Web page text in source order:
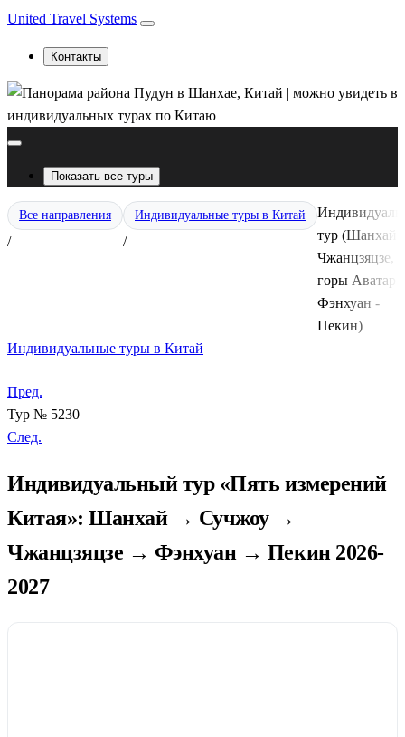
United Travel Systems
Контакты
Показать все туры
Все направления
/
Индивидуальные туры в Китай
/
тур (Шанхай -
Чжанцзяцзе,
горы Аватар -
Фэнхуан -
Пекин)
Индивидуальные туры в Китай
Пред.
Тур № 5230
След.
Индивидуальный тур «Пять измерений
Китая»: Шанхай → Сучжоу →
Чжанцзяцзе → Фэнхуан → Пекин 2026-
2027